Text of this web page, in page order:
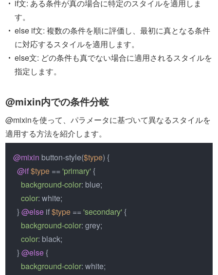
if文: ある条件が真の場合に特定のスタイルを適用しま
す。
else if文: 複数の条件を順に評価し、最初に真となる条件
に対応するスタイルを適用します。
else文: どの条件も真でない場合に適用されるスタイルを
指定します。
@mixin内での条件分岐
@mixinを使って、パラメータに基づいて異なるスタイルを
適用する方法を紹介します。
@mixin button-style($type) {
@if$type == 'primary' {
background-color: blue;
color: white;
  }
@else if $type == 'secondary' {
background-color: grey;
color: black;
  }
@else {
background-color: white;